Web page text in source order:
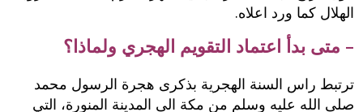
الهلال كما ورد اعلاه.
– متى بدأ اعتماد التقويم الهجري ولماذا؟
ترتبط راس السنة الهجرية بذكرى هجرة الرسول محمد
صلى الله عليه وسلم من مكة الى المدينة المنورة، التي